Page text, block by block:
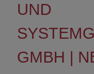
UND
GMBH |